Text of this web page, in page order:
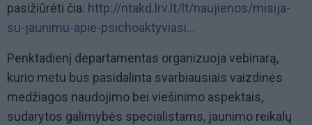
pasižiūrėti čia: http://ntakd.lrv.lt/lt/naujienos/misija-
su-jaunimu-apie-psichoaktyviasi…
Penktadienį departamentas organizuoja vebinarą,
kurio metu bus pasidalinta svarbiausiais vaizdinės
medžiagos naudojimo bei viešinimo aspektais,
sudarytos galimybės specialistams, jaunimo reikalų